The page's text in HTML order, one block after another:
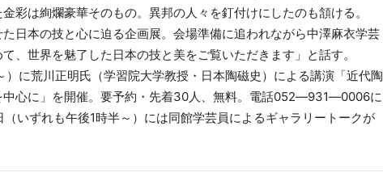
彩は絢爛豪華そのもの。異邦の人々を釘付けにしたのも頷ける。
日本の技と心に迫る企画展。会場準備に追われながら中澤麻衣学芸
、世界を魅了した日本の技と美をご覧いただきます」と話す。
に荒川正明氏（学習院大学教授・日本陶磁史）による講演「近代陶
心に」を開催。要予約・先着30人、無料。電話052―931―0006に
いずれも午後1時半～）には同館学芸員によるギャラリートークが